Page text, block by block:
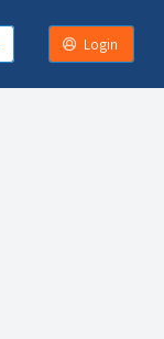
Login